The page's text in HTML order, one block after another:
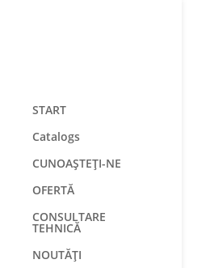
START
Catalogs
CUNOAȘTEȚI-NE
OFERTĂ
CONSULTARE
TEHNICĂ
NOUTĂȚI